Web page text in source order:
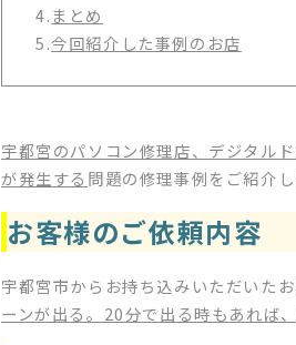
4.まとめ
5.今回紹介した事例のお店
宇都宮のパソコン修理店、デジタル
が発生する 問題の修理事例をご紹介し
お客様のご依頼内容
宇都宮市からお持ち込みいただいた
ーンが出る。20分で出る時もあれば